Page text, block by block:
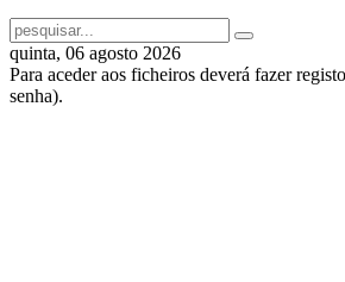
quinta, 06 agosto 2026
Para aceder aos ficheiros deverá fazer
senha).